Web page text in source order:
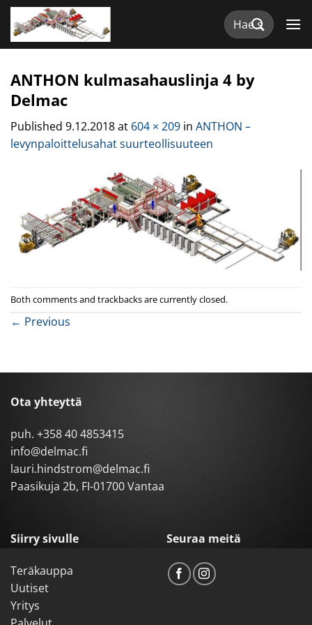
Skip
content
Etsi:
ANTHON kulmasahauslinja 4 by
Delmac
Published 9.12.2018at 604 × 209 in ANTHON –
levynpaloittelusahat suurteollisuuteen
Both comments and trackbacks are currently closed.
← Previous
Ota yhteyttä
puh. +358 40 4853415
info@delmac.fi
lauri.hindstrom@delmac.fi
Paasikuja 2b, FI-01700 Vantaa
Siirry sivulle
Teräkauppa
Uutiset
Yritys
Seuraa meitä